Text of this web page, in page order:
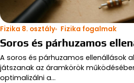
Fizika 8. osztály Fizika fogalmak
Soros és párhuzamos
A soros és párhuzamos ellenállások
játszanak az áramkörök
optimalizálni a…